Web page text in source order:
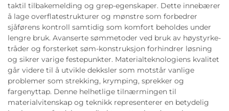
taktil tilbakemelding og grep-egenskaper. Dette innebærer
å lage overflatestrukturer og mønstre som forbedrer
sjåførens kontroll samtidig som komfort beholdes under
lengre bruk. Avanserte sømmetoder ved bruk av høystyrke-
tråder og forsterket søm-konstruksjon forhindrer løsning
og sikrer varige festepunkter. Materialteknologiens kvalitet
går videre til å utvikle dekksler som motstår vanlige
problemer som strekking, krymping, sprekker og
fargenyttap. Denne helhetlige tilnærmingen til
materialvitenskap og teknikk representerer en betydelig